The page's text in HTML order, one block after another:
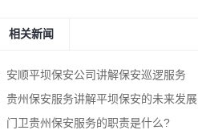
相关新闻
安顺平坝保安公司讲解保安巡逻服务
贵州保安服务讲解平坝保安的未来发展
门卫贵州保安服务的职责是什么?